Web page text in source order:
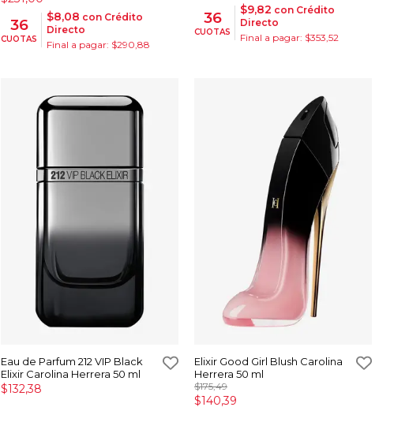
36
CUOTAS
$8,08 con Crédito
Directo
Final a pagar: $290,88
36
CUOTAS
$9,82 con Crédito
Directo
Final a pagar: $353,52
Eau de Parfum 212 VIP Black
Elixir Carolina Herrera 50 ml
$132,38
Elixir Good Girl Blush Carolina
Herrera 50 ml
$175,49
$140,39